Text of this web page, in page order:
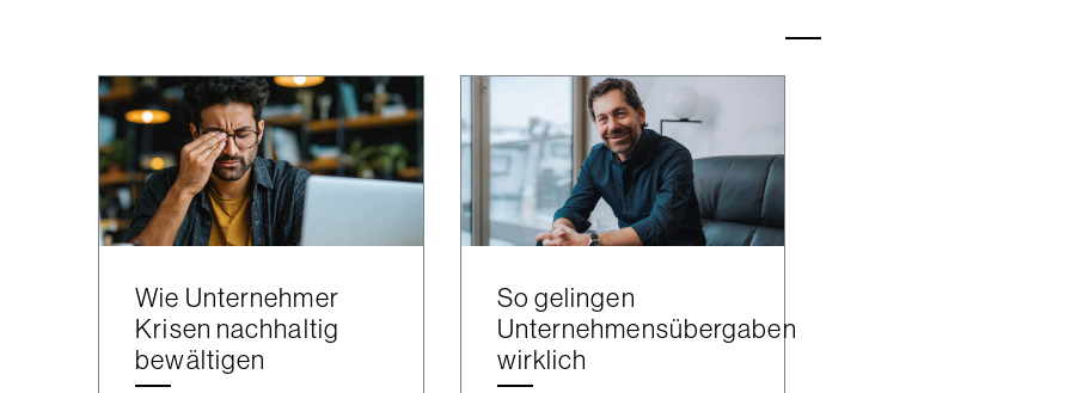
Wie Unternehmer
Krisen nachhaltig
bewältigen
So gelingen
Unternehmensübergaben
wirklich